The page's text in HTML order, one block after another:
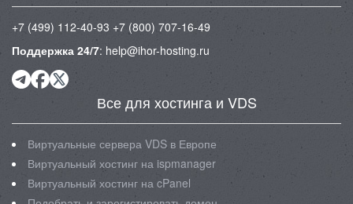
+7 (499) 112-40-93 +7 (800) 707-16-49
Поддержка 24/7: help@ihor-hosting.ru
Все для хостинга и VDS
Виртуальные сервера VDS в Европе
Виртуальный хостинг на ispmanager
Виртуальный хостинг на cPanel